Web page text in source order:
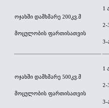
ოჯახში დამხმარე 200კვ.მ
მოცულობის ფართისათვის
1
2-
3-
ოჯახში დამხმარე 500კვ.მ
მოცულობის ფართისათვის
1
2-
3-